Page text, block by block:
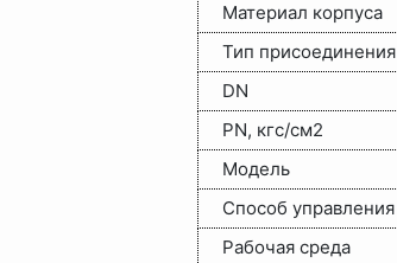
Материал корпуса
Тип присоединения
DN
PN, кгс/см2
Модель
Способ управления
Рабочая среда